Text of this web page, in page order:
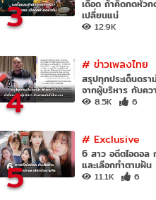
3
เดือด ถ้าคิดกดหัวก
เปลี่ยนแน่
12.9K
4
# ข่าวเพลงไทย
สรุปทุกประเด็นดรา
จากผู้บริหาร กับคว
8.5K 6
5
# Exclusive
6 สาว อดีตไอดอล
และเลือกทำตามฝัน
11.1K 6